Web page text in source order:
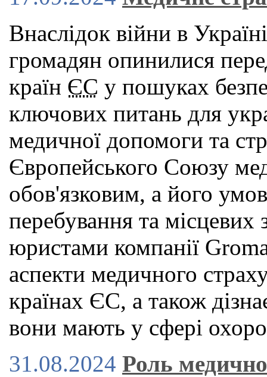
Внаслідок війни в
громадян опинилися
країн ЄС у пошуках
ключових питань для
медичної допомоги та
Європейського Союзу
обов'язковим, а його
перебування та місцевих
юристами компанії
аспекти медичного
країнах ЄС, а також
вони мають у сфері
31.08.2024 Роль